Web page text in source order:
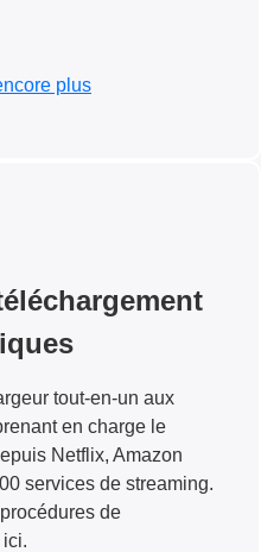
plus
tout-en-un aux
en charge le
Netflix, Amazon
services de streaming.
de